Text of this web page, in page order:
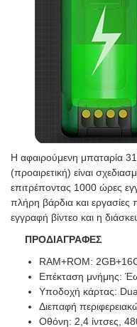
Η αφαιρούμενη μπαταρία
(προαιρετική) είναι
επιτρέποντας 1000 ώρες
πλήρη βάρδια και
εγγραφή βίντεο και η
ΠΡΟΔΙΑΓΡΑΦΕΣ
RAM+ROM:
Επέκταση μνήμης:
Υποδοχή κάρτας:
Διεπαφή
Οθόνη: 2,4 ίντσες,